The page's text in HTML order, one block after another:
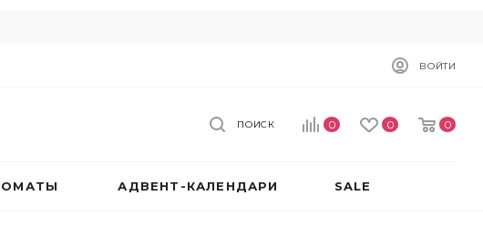
ВОЙТИ
0 0 0
ПОИСК
АДВЕНТ-КАЛЕНДАРИ SALE